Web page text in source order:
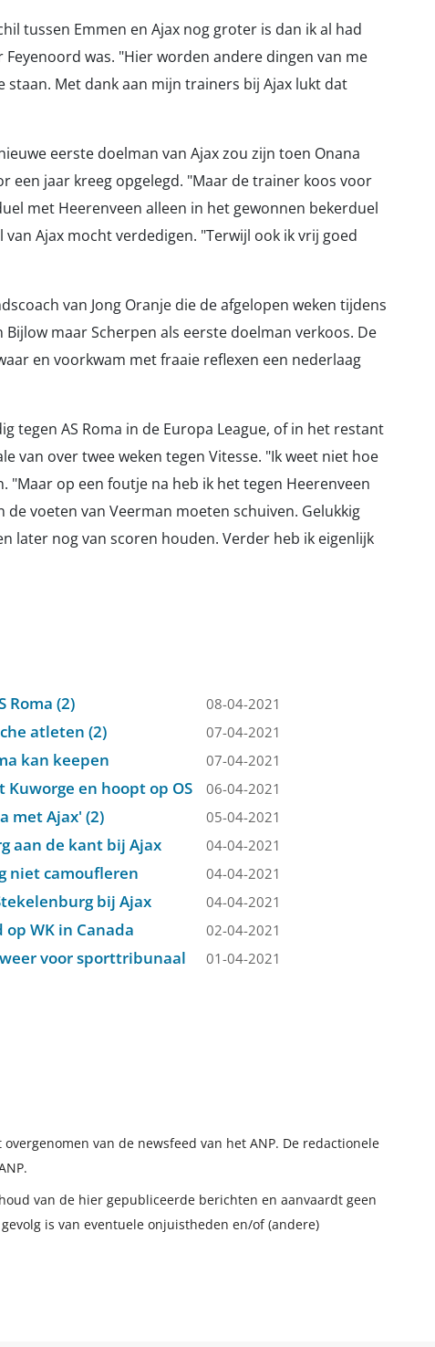
tussen Emmen en Ajax nog groter is dan ik al had
was. "Hier worden andere dingen van me
Met dank aan mijn trainers bij Ajax lukt dat
eerste doelman van Ajax zou zijn toen Onana
een jaar kreeg opgelegd. "Maar de trainer koos voor
met Heerenveen alleen in het gewonnen bekerduel
Ajax mocht verdedigen. "Terwijl ook ik vrij goed
van Jong Oranje die de afgelopen weken tijdens
maar Scherpen als eerste doelman verkoos. De
en voorkwam met fraaie reflexen een nederlaag
tegen AS Roma in de Europa League, of in het restant
van over twee weken tegen Vitesse. "Ik weet niet hoe
"Maar op een foutje na heb ik het tegen Heerenveen
voeten van Veerman moeten schuiven. Gelukkig
later nog van scoren houden. Verder heb ik eigenlijk
Roma (2) 08-04-2021
atleten (2) 07-04-2021
kan keepen 07-04-2021
en hoopt op OS 06-04-2021
met Ajax' (2) 05-04-2021
aan de kant bij Ajax 04-04-2021
niet camoufleren 04-04-2021
bij Ajax 04-04-2021
WK in Canada 02-04-2021
voor sporttribunaal 01-04-2021
van de newsfeed van het ANP. De redactionele
van de hier gepubliceerde berichten en aanvaardt geen
is van eventuele onjuistheden en/of (andere)